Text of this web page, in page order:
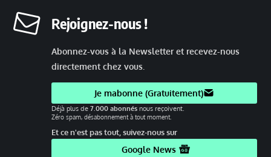
Rejoignez-nous !
Abonnez-vous à la Newsletter et recevez-nous
directement chez vous.
Je mabonne (Gratuitement)
Déjà plus de 7.000 abonnés nous reçoivent.
Zéro spam, désabonnement à tout moment.
Et ce n'est pas tout, suivez-nous sur
Google News